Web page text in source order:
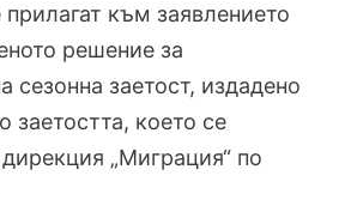
към заявлението
решение за
сезонна заетост, издадено
заетостта, което се
„Миграция“ по